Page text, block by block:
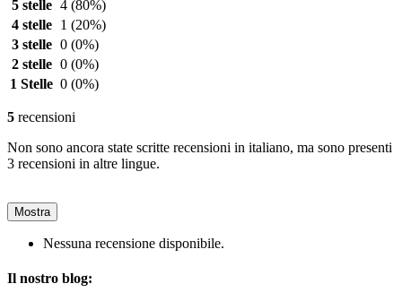
5 stelle 4 (80%)
4 stelle
1 (20%)
3 stelle 0 (0%)
2 stelle 0 (0%)
1 Stelle 0 (0%)
5 recensioni
Non sono ancora state scritte recensioni in italiano, ma sono presenti
3 recensioni in altre lingue.
Mostra
Nessuna recensione disponibile.
Il nostro blog: